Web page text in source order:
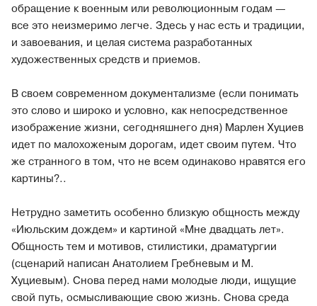
обращение к военным или революционным годам —
все это неизмеримо легче. Здесь у нас есть и традиции,
и завоевания, и целая система разработанных
художественных средств и приемов.
В своем современном документализме (если понимать
это слово и широко и условно, как непосредственное
изображение жизни, сегодняшнего дня) Марлен Хуциев
идет по малохоженым дорогам, идет своим путем. Что
же странного в том, что не всем одинаково нравятся его
картины?..
Нетрудно заметить особенно близкую общность между
«Июльским дождем» и картиной «Мне двадцать лет».
Общность тем и мотивов, стилистики, драматургии
(сценарий написан Анатолием Гребневым и М.
Хуциевым). Снова перед нами молодые люди, ищущие
свой путь, осмысливающие свою жизнь. Снова среда